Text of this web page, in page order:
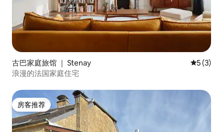
古巴家庭旅馆 ｜ Stenay 平均评分
5 (3)
浪漫的法国家庭住宅
房客推荐
房客推荐